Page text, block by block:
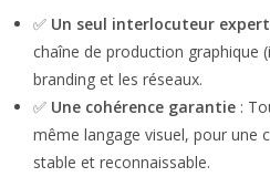
✅ Un seul interlocuteur expert
chaîne de production graphique
branding et les réseaux.
✅ Une cohérence garantie :
même langage visuel, pour une
stable et reconnaissable.